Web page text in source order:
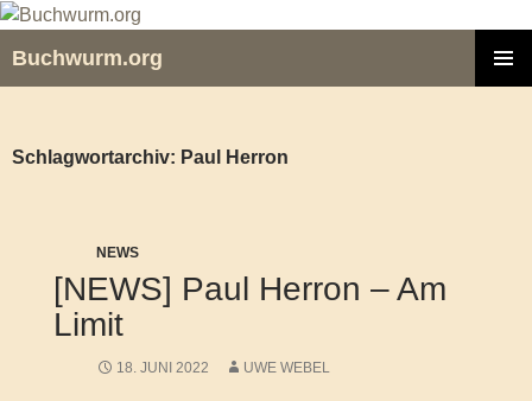
Zum
springen
Buchwurm.org
Schlagwortarchiv: Paul Herron
NEWS
[NEWS] Paul Herron – Am
Limit
18. JUNI 2022 UWE WEBEL